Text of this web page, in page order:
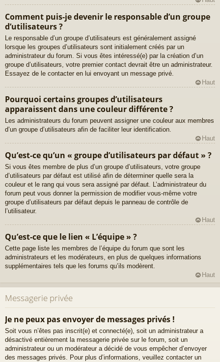
Comment puis-je devenir le responsable d’un groupe
d’utilisateurs ?
Le responsable d’un groupe d’utilisateurs est généralement assigné
lorsque les groupes d’utilisateurs sont initialement créés par un
administrateur du forum. Si vous êtes intéressé(e) par la création d’un
groupe d’utilisateurs, votre premier contact devrait être un administrateur.
Essayez de le contacter en lui envoyant un message privé.
Haut
Pourquoi certains groupes d’utilisateurs
apparaissent dans une couleur différente ?
Les administrateurs du forum peuvent assigner une couleur aux membres
d’un groupe d’utilisateurs afin de faciliter leur identification.
Haut
Qu’est-ce qu’un « groupe d’utilisateurs par défaut » ?
Si vous êtes membre de plus d’un groupe d’utilisateurs, votre groupe
d’utilisateurs par défaut est utilisé afin de déterminer quelle sera la
couleur et le rang qui vous sera assigné par défaut. L’administrateur du
forum peut vous donner la permission de modifier vous-même votre
groupe d’utilisateurs par défaut depuis le panneau de contrôle de
l’utilisateur.
Haut
Qu’est-ce que le lien « L’équipe » ?
Cette page liste les membres de l’équipe du forum que sont les
administrateurs et les modérateurs, en plus de quelques informations
supplémentaires tels que les forums qu’ils modèrent.
Haut
Messagerie privée
Je ne peux pas envoyer de messages privés !
Soit vous n’êtes pas inscrit(e) et connecté(e), soit un administrateur a
désactivé entièrement la messagerie privée sur le forum, soit un
administrateur ou un modérateur a décidé de vous empêcher d’envoyer
des messages privés. Pour plus d’informations, veuillez contacter un